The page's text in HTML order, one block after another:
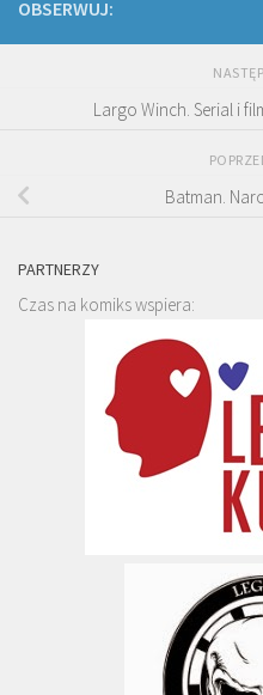
OBSERWUJ:
Largo Winch. Serial i
Batman.
PARTNERZY
Czas na komiks wspiera: